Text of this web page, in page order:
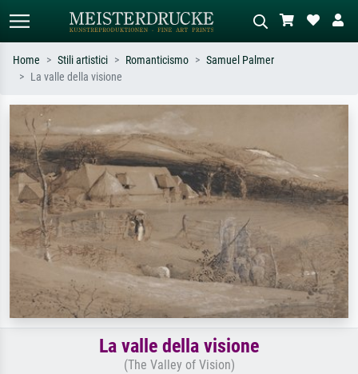
Cerca per artista, titolo o stile – es.
Monet, Notte stellata,
Impressionismo, onda di Hokusai,
nudo.
astratto con molto rosso, dipinto a
olio scuro, nudo in piedi vicino a un
albero.
Home Stili artistici Romanticismo
Samuel Palmer
La valle della visione
La valle della visione
(The Valley of Vision)